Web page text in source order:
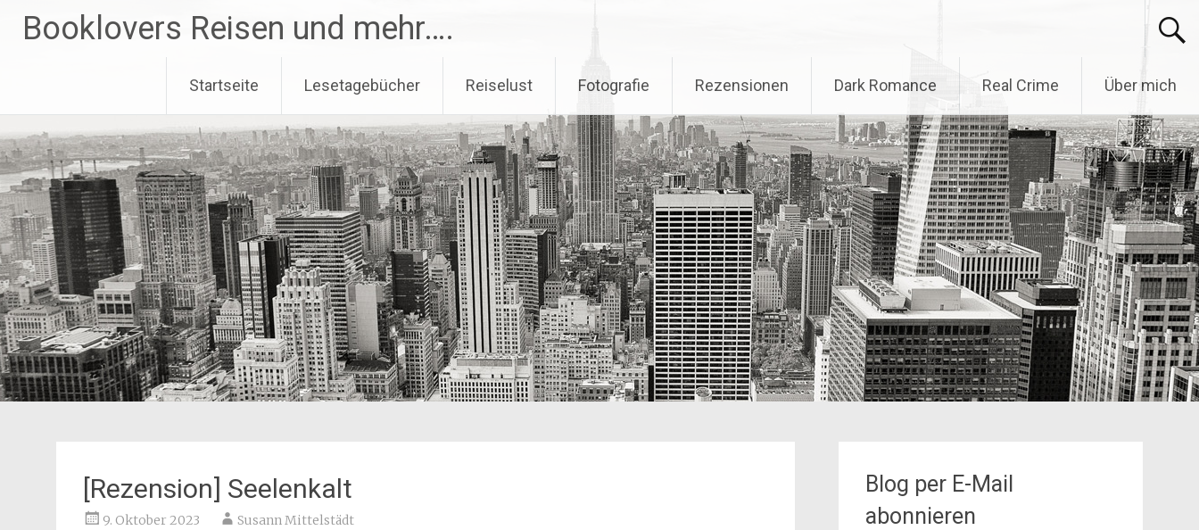
InhaltBooklovers Reisen und mehr….
Startseite Lesetagebücher Reiselust Fotografie Rezensionen Dark Romance Real Crime Über mich
[Rezension] Seelenkalt
9. Oktober 2023 Susann Mittelstädt
Blog per E-Mail
abonnieren